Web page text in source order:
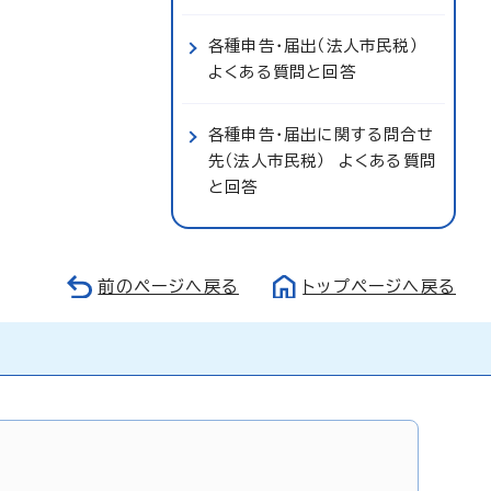
各種申告・届出（法人市民税）
よくある質問と回答
各種申告・届出に関する問合せ
先（法人市民税） よくある質問
と回答
前のページへ戻る トップページへ戻る